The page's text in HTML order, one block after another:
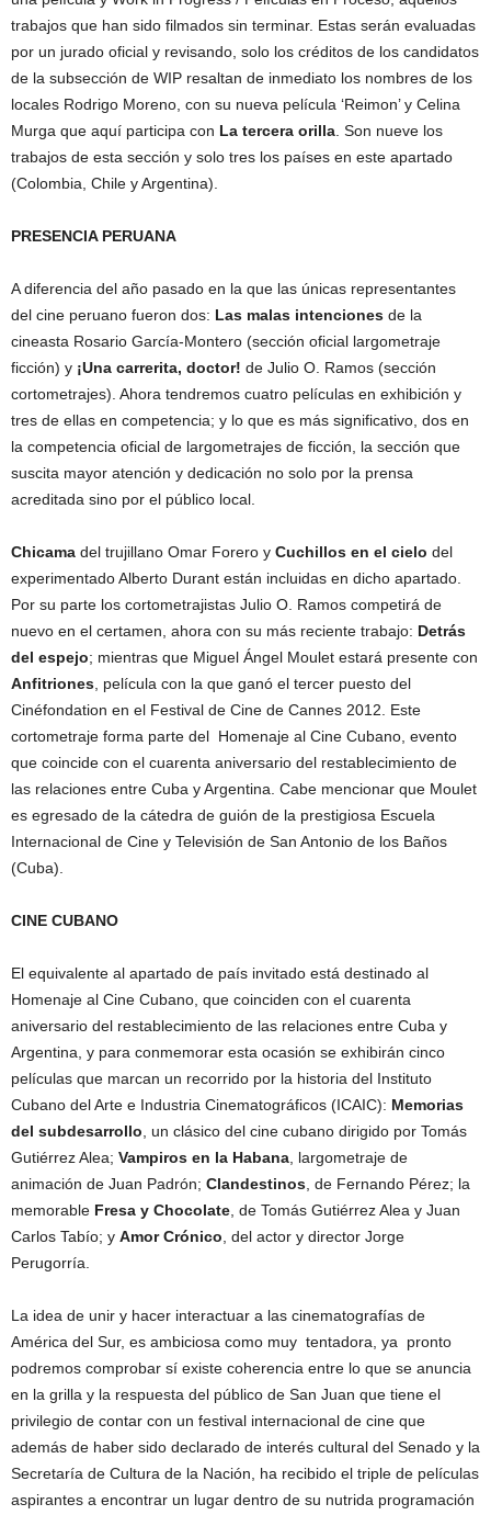
trabajos que han sido filmados sin terminar. Estas serán evaluadas
por un jurado oficial y revisando, solo los créditos de los candidatos
de la subsección de WIP resaltan de inmediato los nombres de los
locales Rodrigo Moreno, con su nueva película ‘Reimon’ y Celina
Murga que aquí participa con La tercera orilla . Son nueve los
trabajos de esta sección y solo tres los países en este apartado
(Colombia, Chile y Argentina).
PRESENCIA PERUANA
A diferencia del año pasado en la que las únicas representantes
del cine peruano fueron dos: Las malas intenciones de la
cineasta Rosario García-Montero (sección oficial largometraje
ficción) y ¡Una carrerita, doctor! de Julio O. Ramos (sección
cortometrajes). Ahora tendremos cuatro películas en exhibición y
tres de ellas en competencia; y lo que es más significativo, dos en
la competencia oficial de largometrajes de ficción, la sección que
suscita mayor atención y dedicación no solo por la prensa
acreditada sino por el público local.
Chicama del trujillano Omar Forero y Cuchillos en el cielo del
experimentado Alberto Durant están incluidas en dicho apartado.
Por su parte los cortometrajistas Julio O. Ramos competirá de
nuevo en el certamen, ahora con su más reciente trabajo: Detrás
del espejo; mientras que Miguel Ángel Moulet estará presente con
Anfitriones , película con la que ganó el tercer puesto del
Cinéfondation en el Festival de Cine de Cannes 2012. Este
cortometraje forma parte del Homenaje al Cine Cubano, evento
que coincide con el cuarenta aniversario del restablecimiento de
las relaciones entre Cuba y Argentina. Cabe mencionar que Moulet
es egresado de la cátedra de guión de la prestigiosa Escuela
Internacional de Cine y Televisión de San Antonio de los Baños
(Cuba).
CINE CUBANO
El equivalente al apartado de país invitado está destinado al
Homenaje al Cine Cubano, que coinciden con el cuarenta
aniversario del restablecimiento de las relaciones entre Cuba y
Argentina, y para conmemorar esta ocasión se exhibirán cinco
películas que marcan un recorrido por la historia del Instituto
Cubano del Arte e Industria Cinematográficos (ICAIC): Memorias
del subdesarrollo , un clásico del cine cubano dirigido por Tomás
Gutiérrez Alea; Vampiros en la Habana , largometraje de
animación de Juan Padrón; Clandestinos , de Fernando Pérez; la
memorable Fresa y Chocolate , de Tomás Gutiérrez Alea y Juan
Carlos Tabío; y Amor Crónico , del actor y director Jorge
Perugorría.
La idea de unir y hacer interactuar a las cinematografías de
América del Sur, es ambiciosa como muy tentadora, ya pronto
podremos comprobar sí existe coherencia entre lo que se anuncia
en la grilla y la respuesta del público de San Juan que tiene el
privilegio de contar con un festival internacional de cine que
además de haber sido declarado de interés cultural del Senado y la
Secretaría de Cultura de la Nación, ha recibido el triple de películas
aspirantes a encontrar un lugar dentro de su nutrida programación